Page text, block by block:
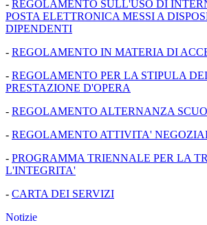
- REGOLAMENTO SULL'USO DI
POSTA ELETTRONICA MESSI A
DIPENDENTI
- REGOLAMENTO IN MATERIA DI
- REGOLAMENTO PER LA STIPULA
PRESTAZIONE D'OPERA
- REGOLAMENTO ALTERNANZA
- REGOLAMENTO ATTIVITA'
- PROGRAMMA TRIENNALE PER LA
L'INTEGRITA'
- CARTA DEI SERVIZI
Notizie